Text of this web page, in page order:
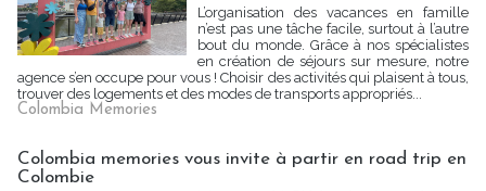
L’organisation des vacances en famille
n’est pas une tâche facile, surtout à l’autre
bout du monde. Grâce à nos spécialistes
en création de séjours sur mesure, notre
agence s’en occupe pour vous ! Choisir des activités qui plaisent à tous,
trouver des logements et des modes de transports appropriés...
Colombia Memories
Colombia memories vous invite à partir en road trip en
Colombie